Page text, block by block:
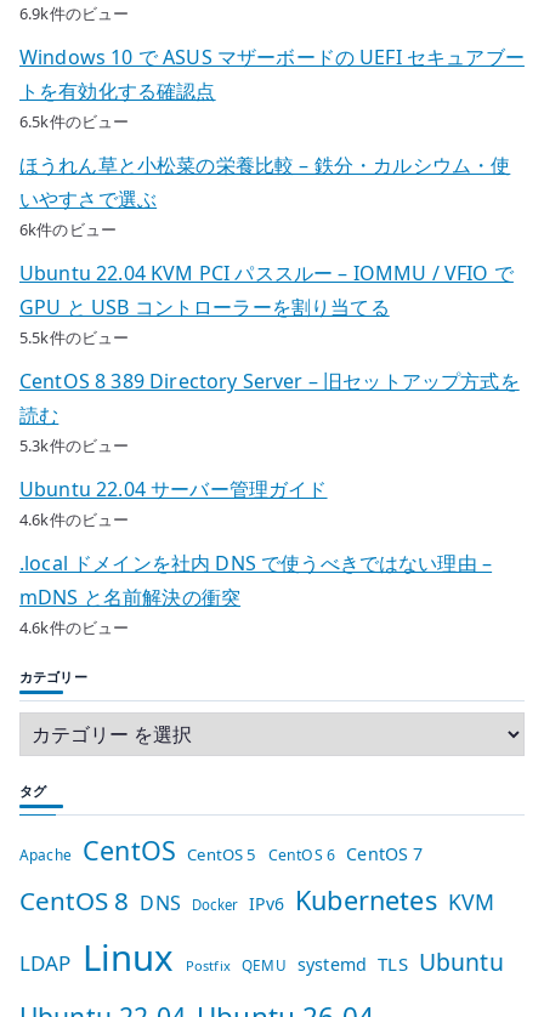
6.9k件のビュー
Windows 10 で ASUS マザーボードの UEFI セキュアブー
トを有効化する確認点
6.5k件のビュー
ほうれん草と小松菜の栄養比較 – 鉄分・カルシウム・使
いやすさで選ぶ
6k件のビュー
Ubuntu 22.04 KVM PCI パススルー – IOMMU / VFIO で
GPU と USB コントローラーを割り当てる
5.5k件のビュー
CentOS 8 389 Directory Server – 旧セットアップ方式を
読む
5.3k件のビュー
Ubuntu 22.04 サーバー管理ガイド
4.6k件のビュー
.local ドメインを社内 DNS で使うべきではない理由 –
mDNS と名前解決の衝突
4.6k件のビュー
カテゴリー
タグ
Apache CentOS CentOS 5 CentOS 6 CentOS 7
CentOS 8 DNS Docker IPv6 Kubernetes KVM
LDAP Linux Postfix QEMU systemd TLS Ubuntu